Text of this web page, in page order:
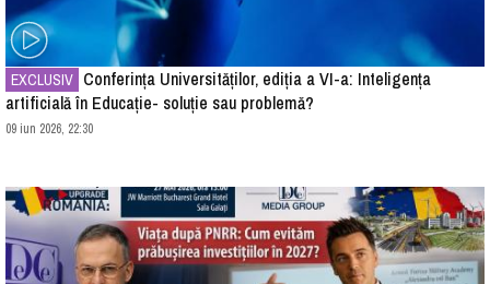
EXCLUSIV
artificială în Educație- soluție sau problemă?
09 iun 2026, 22:30